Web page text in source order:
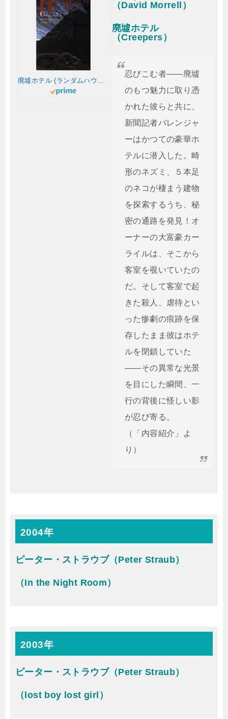
廃墟ホテル (ランダムハウス講談社文庫)
（David Morrell）
廃墟ホテル
（Creepers）
忍びこむ者——廃墟
のもつ魅力に取り憑
かれた彼らと共に、
新聞記者バレンジャ
ーはかつての豪華ホ
テルに潜入した。畸
形のネズミ、５本足
のネコが棲まう建物
を探索するうち、秘
密の通路を発見！オ
ーナーの大富豪カー
ライルは、そこから
客室を覗いていたの
だ。そして客室で起
きた殺人、虐待とい
った惨劇の痕跡を保
存したまま彼はホテ
ルを閉鎖していた
——その異常な光景
を目にした瞬間、一
行の背後に怪しい影
が忍び寄る。
（「内容紹介」よ
り）
2004年
ピーター・ストラウブ（Peter Straub）
（In the Night Room）
2003年
ピーター・ストラウブ（Peter Straub）
（lost boy lost girl）